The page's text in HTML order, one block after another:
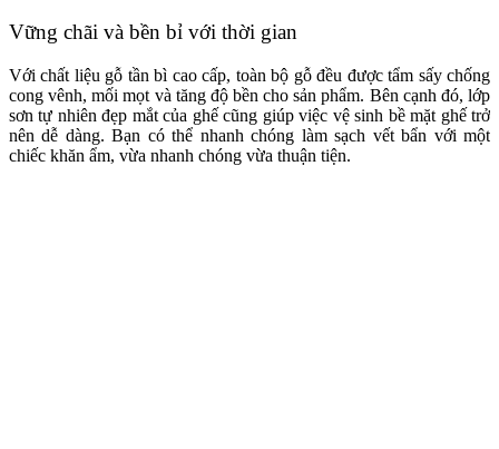
Vững chãi và bền bỉ với thời gian
Với chất liệu gỗ tần bì cao cấp, toàn bộ gỗ đều được tẩm sấy chống
cong vênh, mối mọt và tăng độ bền cho sản phẩm. Bên cạnh đó, lớp
sơn tự nhiên đẹp mắt của ghế cũng giúp việc vệ sinh bề mặt ghế trở
nên dễ dàng. Bạn có thể nhanh chóng làm sạch vết bẩn với một
chiếc khăn ẩm, vừa nhanh chóng vừa thuận tiện.